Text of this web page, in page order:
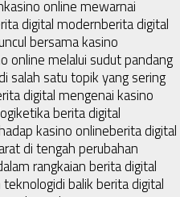
kasino online mewarnai
digital modernberita digital
bersama kasino
online melalui sudut pandang
salah satu topik yang sering
digital mengenai kasino
ketika berita digital
kasino onlineberita digital
di tengah perubahan
rangkaian berita digital
di balik berita digital